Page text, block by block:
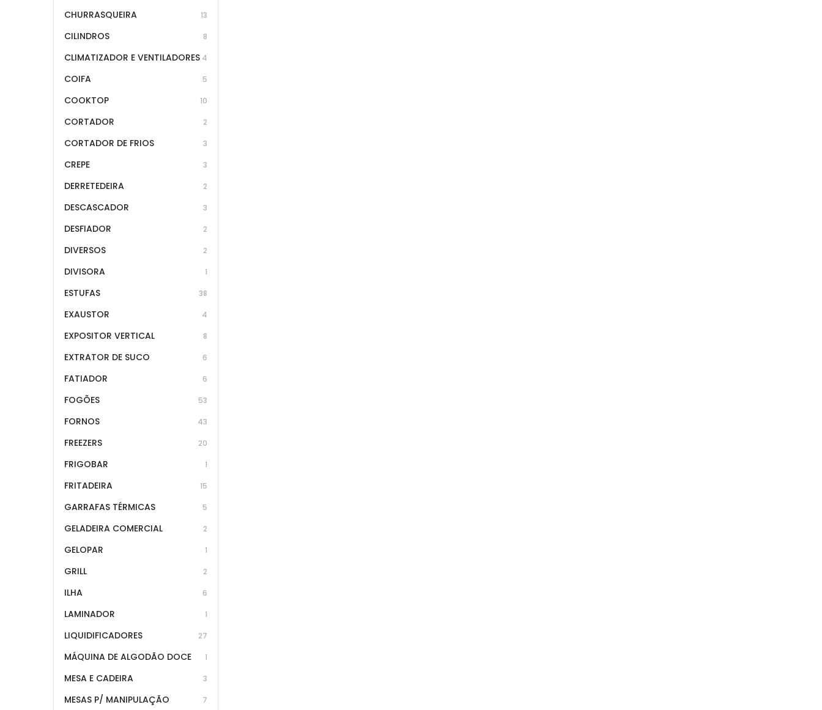
CHURRASQUEIRA 13
CILINDROS 8
CLIMATIZADOR E VENTILADORES 4
COIFA 5
COOKTOP 10
CORTADOR 2
CORTADOR DE FRIOS 3
CREPE 3
DERRETEDEIRA 2
DESCASCADOR 3
DESFIADOR 2
DIVERSOS 2
DIVISORA 1
ESTUFAS 38
EXAUSTOR 4
EXPOSITOR VERTICAL 8
EXTRATOR DE SUCO 6
FATIADOR 6
FOGÕES 53
FORNOS 43
FREEZERS 20
FRIGOBAR 1
FRITADEIRA 15
GARRAFAS TÉRMICAS 5
GELADEIRA COMERCIAL 2
GELOPAR 1
GRILL 2
ILHA 6
LAMINADOR 1
LIQUIDIFICADORES 27
MÁQUINA DE ALGODÃO DOCE 1
MESA E CADEIRA 3
MESAS P/ MANIPULAÇÃO 7